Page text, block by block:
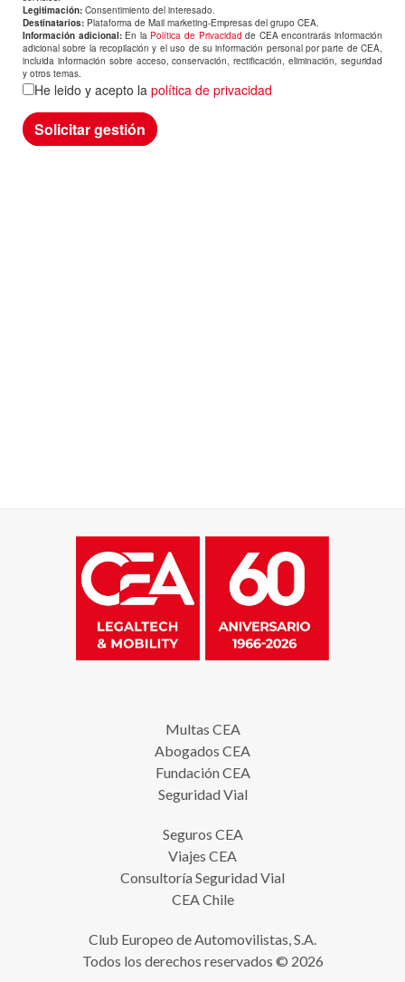
Multas CEA
Abogados CEA
Fundación CEA
Seguridad Vial
Seguros CEA
Viajes CEA
Consultoría Seguridad Vial
CEA Chile
Club Europeo de Automovilistas, S.A.
Todos los derechos reservados © 2026